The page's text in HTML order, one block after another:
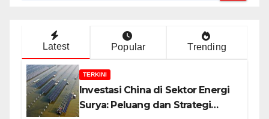
Latest Popular Trending
TERKINI
Investasi China di Sektor Energi
Surya: Peluang dan Strategi